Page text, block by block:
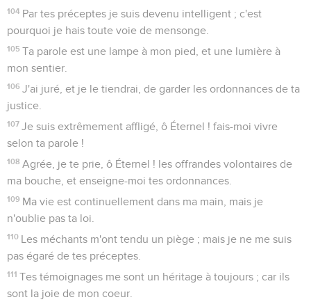
104 Par tes préceptes je suis devenu intelligent ; c'est
pourquoi je hais toute voie de mensonge.
105 Ta parole est une lampe à mon pied, et une lumière à
mon sentier.
106 J'ai juré, et je le tiendrai, de garder les ordonnances de ta
justice.
107 Je suis extrêmement affligé, ô Éternel ! fais-moi vivre
selon ta parole !
108 Agrée, je te prie, ô Éternel ! les offrandes volontaires de
ma bouche, et enseigne-moi tes ordonnances.
109 Ma vie est continuellement dans ma main, mais je
n'oublie pas ta loi.
110 Les méchants m'ont tendu un piège ; mais je ne me suis
pas égaré de tes préceptes.
111 Tes témoignages me sont un héritage à toujours ; car ils
sont la joie de mon coeur.